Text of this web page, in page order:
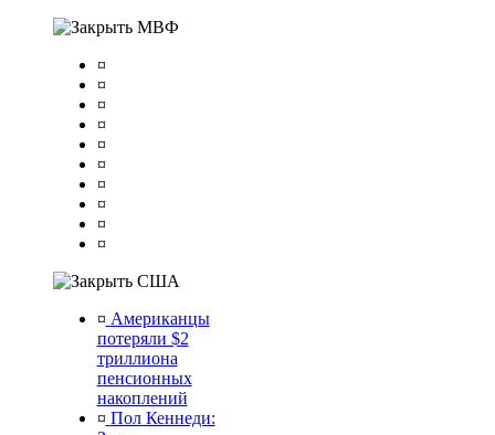
МВФ
¤
¤
¤
¤
¤
¤
¤
¤
¤
¤
США
¤ Американцы
потеряли $2
триллиона
пенсионных
накоплений
¤ Пол Кеннеди: